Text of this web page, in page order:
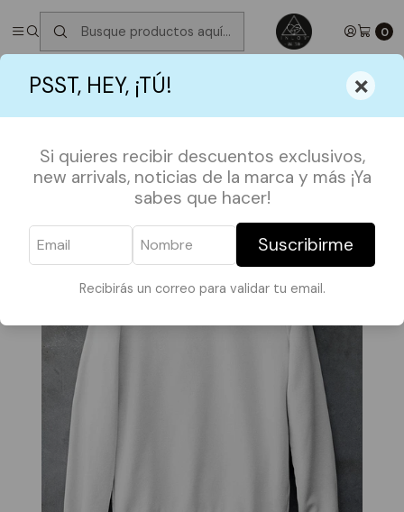
PSST, HEY, ¡TÚ! ×
Si quieres recibir descuentos exclusivos,
new arrivals, noticias de la marca y más ¡Ya
sabes que hacer!
Suscribirme
Recibirás un correo para validar tu email.
0
✮ ⋆ ˚｡𖦹 ⋆｡°✩Próximos Despachos jueves 6 de Agosto
°✩
POLERONES
Pullover do whatever you want